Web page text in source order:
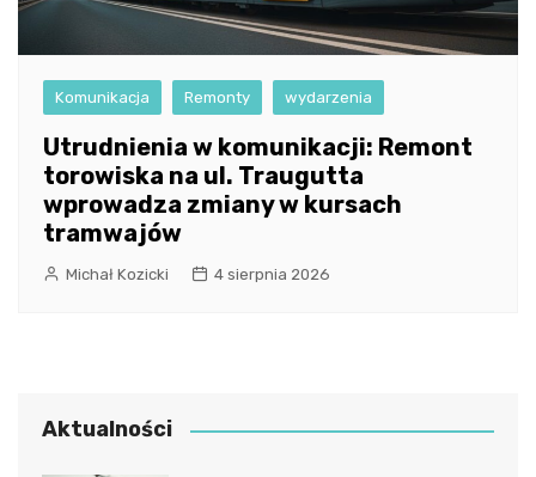
Komunikacja Remonty wydarzenia
Utrudnienia w komunikacji: Remont
torowiska na ul. Traugutta
wprowadza zmiany w kursach
tramwajów
Michał Kozicki 4 sierpnia 2026
Aktualności